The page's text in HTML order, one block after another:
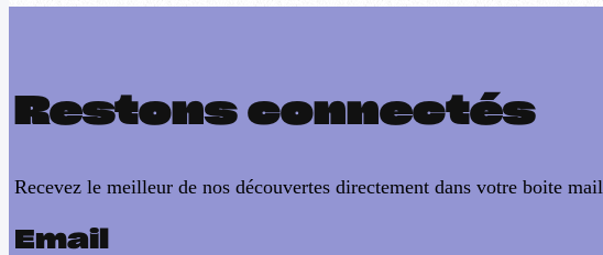
Restons connectés
Recevez le meilleur de nos découvertes directement dans votre boite mail
Email